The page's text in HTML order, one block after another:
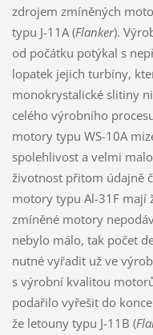
zdrojem zmíněných
typu J-11A (Flanker).
od počátku potýkal s
lopatek jejich turbíny,
monokrystalické slitiny
celého výrobního
motory typu WS-10A
spolehlivost a velmi
životnost přitom údajně
motory typu Al-31F mají
zmíněné motory
nebylo málo, tak počet
nutné vyřadit už ve
s výrobní kvalitou
podařilo vyřešit do
že letouny typu J-11B (